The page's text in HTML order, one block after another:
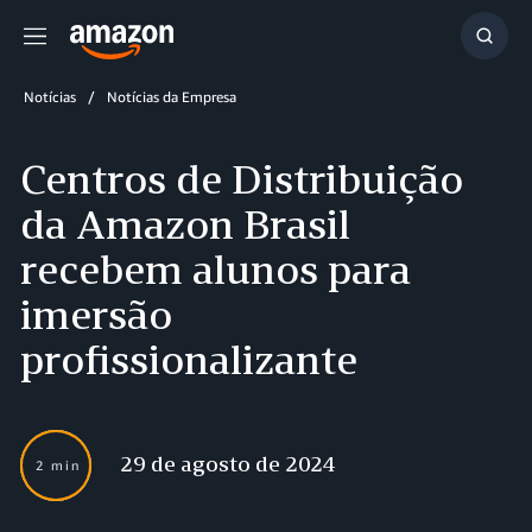
Menu
Notícias Notícias da Empresa
Centros de Distribuição
da Amazon Brasil
recebem alunos para
imersão
profissionalizante
2 min 29 de agosto de 2024